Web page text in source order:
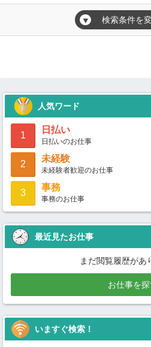
▼ 検索条件を
人気ワード
1
日払い
日払いのお仕事
2
未経験
未経験者歓迎のお仕事
3
事務
事務のお仕事
最近見たお仕事
まだ閲覧履歴があ
お仕事を探
いますぐ検索！